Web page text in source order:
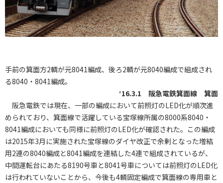
手前の箕面方2輌が元8041編成、後ろ2輌が元8040編成で組成され
る8040・8041編成。
‘16.3.1 阪急電鉄箕面線 箕面
阪急電鉄では現在、一部の編成において前照灯のLED化が順次進
められており、箕面線で活躍している宝塚線所属の8000系8040・
8041編成においても同様に前照灯のLED化が確認された。この編成
は2015年3月に実施された宝塚線のダイヤ改正で余剰となった増結
用2連の8040編成と8041編成を連結した4連で組成されているが、
中間運転台にあたる8190号車と8041号車については前照灯のLED化
は行われていないことから、今後も4輌固定編成で箕面線の専用車と